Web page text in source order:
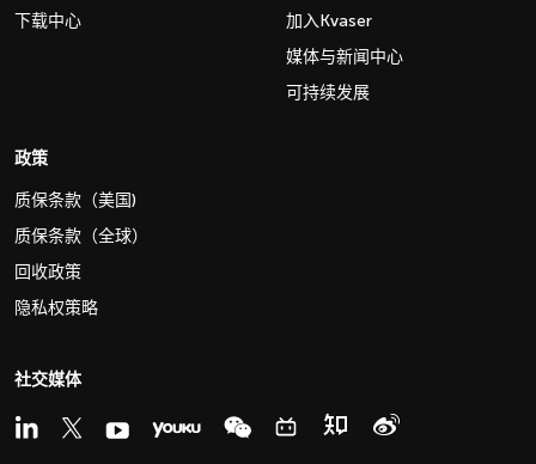
下载中心
加入Kvaser
媒体与新闻中心
可持续发展
政策
质保条款（美国)
质保条款（全球）
回收政策
隐私权策略
社交媒体